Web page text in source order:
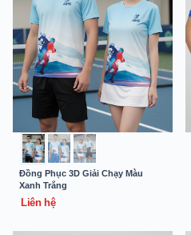
Đồng Phục 3D Giải Chạy Màu
Xanh Trắng
Liên hệ